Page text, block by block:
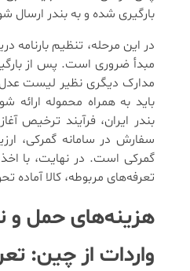
بارگیری شده و به بندر ارسال
در این مرحله، تنظیم بارنامه
مبدأ ضروری است. پس از
مدارک دیگری نظیر لیست
باید به همراه محموله ارائه
بندر ایران، فرآیند ترخیص
سفارش در سامانه گمرکی،
گمرکی است. در نهایت، با
تعرفه‌های مربوطه، کالا آماده
هزینه‌های حمل ‌و
واردات از چین: